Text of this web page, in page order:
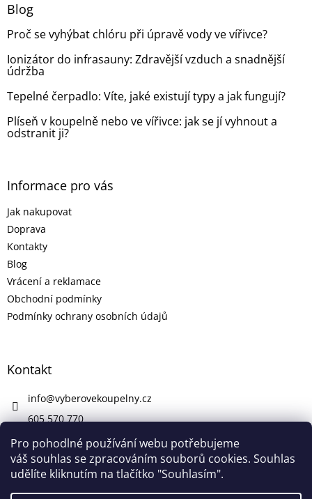
Pro pohodlné používání webu potřebujeme
váš souhlas se zpracováním souborů cookies. Souhlas
udělíte kliknutím na tlačítko "Souhlasím".
Blog
Proč se vyhýbat chlóru při úpravě vody ve vířivce?
Ionizátor do infrasauny: Zdravější vzduch a snadnější
údržba
Tepelné čerpadlo: Víte, jaké existují typy a jak fungují?
Plíseň v koupelně nebo ve vířivce: jak se jí vyhnout a
odstranit ji?
Informace pro vás
Jak nakupovat
Doprava
Kontakty
Blog
Vrácení a reklamace
Obchodní podmínky
Podmínky ochrany osobních údajů
Kontakt
info@vyberovekoupelny.cz
605 570 770
https://www.facebook.com/vyberovekoupelny/